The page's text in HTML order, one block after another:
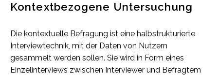
Kontextbezogene Untersuchung
Die kontextuelle Befragung ist eine halbstrukturierte
Interviewtechnik, mit der Daten von Nutzern
gesammelt werden sollen. Sie wird in Form eines
Einzelinterviews zwischen Interviewer und Befragtem